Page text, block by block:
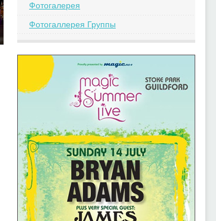
Фотогалерея
Фотогаллерея Группы